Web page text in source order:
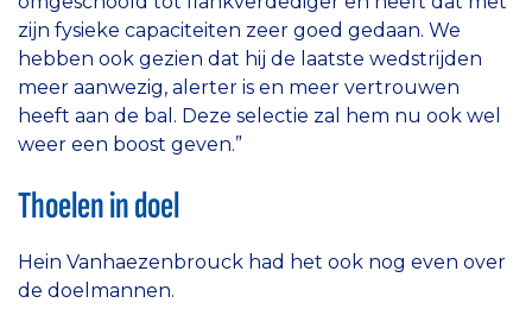
zijn fysieke capaciteiten zeer goed gedaan. We
hebben ook gezien dat hij de laatste wedstrijden
meer aanwezig, alerter is en meer vertrouwen
heeft aan de bal. Deze selectie zal hem nu ook wel
weer een boost geven.”
Thoelen in doel
Hein Vanhaezenbrouck had het ook nog even over
de doelmannen.